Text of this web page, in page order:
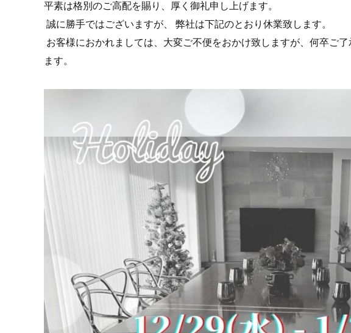
平素は格別のご高配を賜り、厚く御礼申し上げます。
誠に勝手ではございますが、 弊社は下記のとおり休業致します。
お客様におかれましては、大変ご不便をおかけ致しますが、何卒ご
ます。